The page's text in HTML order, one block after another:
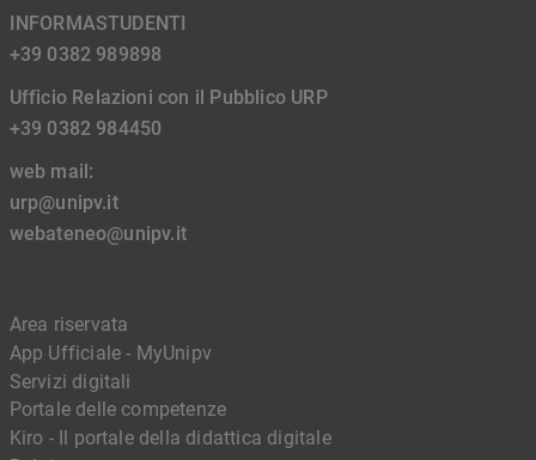
INFORMASTUDENTI
+39 0382 989898
Ufficio Relazioni con il Pubblico URP
+39 0382 984450
web mail:
urp@unipv.it
webateneo@unipv.it
Area riservata
App Ufficiale - MyUnipv
Servizi digitali
Portale delle competenze
Kiro - Il portale della didattica digitale